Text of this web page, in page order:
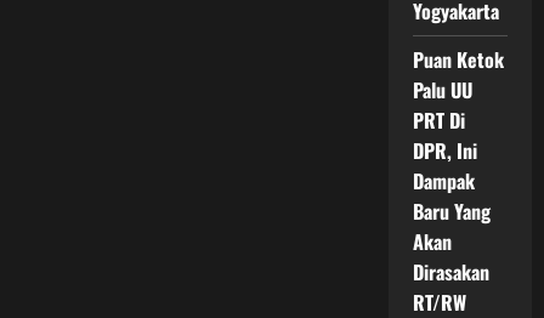
Yogyakarta
Puan Ketok
Palu UU
PRT Di
DPR, Ini
Dampak
Baru Yang
Akan
Dirasakan
RT/RW